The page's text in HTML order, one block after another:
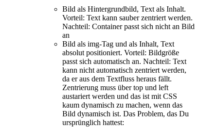
Bild als Hintergrundbild, Text als Inhalt.
Vorteil: Text kann sauber zentriert werden.
Nachteil: Container passt sich nicht an Bild
an
Bild als img-Tag und als Inhalt, Text
absolut positioniert. Vorteil: Bildgröße
passt sich automatisch an. Nachteil: Text
kann nicht automatisch zentriert werden,
da er aus dem Textfluss heraus fällt.
Zentrierung muss über top und left
austariert werden und das ist mit CSS
kaum dynamisch zu machen, wenn das
Bild dynamisch ist. Das Problem, das Du
ursprünglich hattest: